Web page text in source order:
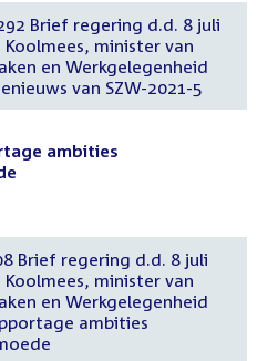
Brief regering d.d. 8 juli
Koolmees, minister van
en Werkgelegenheid
van SZW-2021-5
ambities
Brief regering d.d. 8 juli
Koolmees, minister van
en Werkgelegenheid
ambities